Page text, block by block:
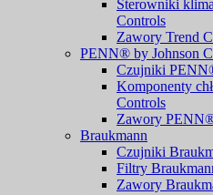
Sterowniki
Controls
Zawory Trend
PENN® by Johnson
Czujniki
Komponenty
Controls
Zawory
Braukmann
Czujniki
Filtry
Zawory